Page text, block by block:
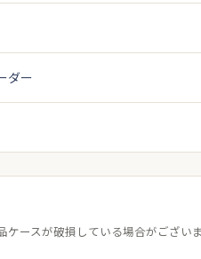
ダー
ースが破損している場合がござい